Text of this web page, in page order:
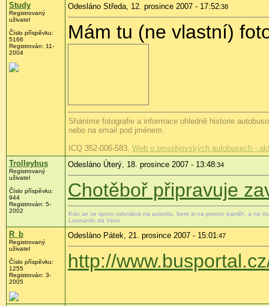
Study
Registrovaný
uživatel
Číslo příspěvku:
5166
Registrován: 11-
2004
Odesláno Středa, 12. prosince 2007 - 17:52:38
Mám tu (ne vlastní)
Sháníme fotografie a informace ohledně historie
nebo na email pod jménem.
ICQ 352-006-583, Web o prostějovských autobusech -
Trolleybus
Registrovaný
uživatel
Číslo příspěvku:
944
Registrován: 5-
2002
Odesláno Úterý, 18. prosince 2007 - 13:48:34
Chotěboř připravuje
Kdo se ve sporu odvolává na autoritu, bere si na pomoc paměť, a ne
Leonardo da Vinci
R_b
Registrovaný
uživatel
Číslo příspěvku:
1255
Registrován: 3-
2005
Odesláno Pátek, 21. prosince 2007 - 15:01:47
http://